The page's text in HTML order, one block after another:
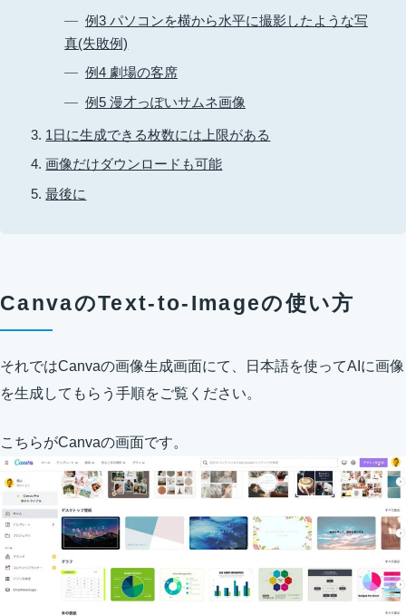
例3 パソコンを横から水平に撮影したような写
真(失敗例)
例4 劇場の客席
例5 漫才っぽいサムネ画像
1日に生成できる枚数には上限がある
画像だけダウンロードも可能
最後に
CanvaのText-to-Imageの使い方
それではCanvaの画像生成画面にて、日本語を使ってAIに画像
を生成してもらう手順をご覧ください。
こちらがCanvaの画面です。